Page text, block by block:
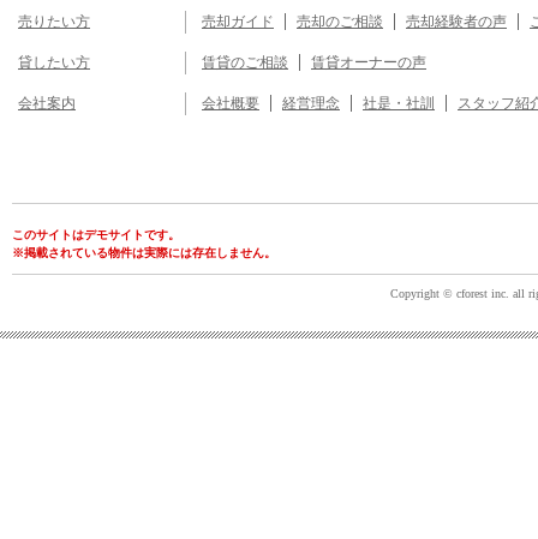
売りたい方 売却ガイド 売却のご相談 売却経験者の声
貸したい方 賃貸のご相談 賃貸オーナーの声
会社案内 会社概要 経営理念 社是・社訓 スタッフ紹
このサイトはデモサイトです。
※掲載されている物件は実際には存在しません。
Copyright © cforest inc. all